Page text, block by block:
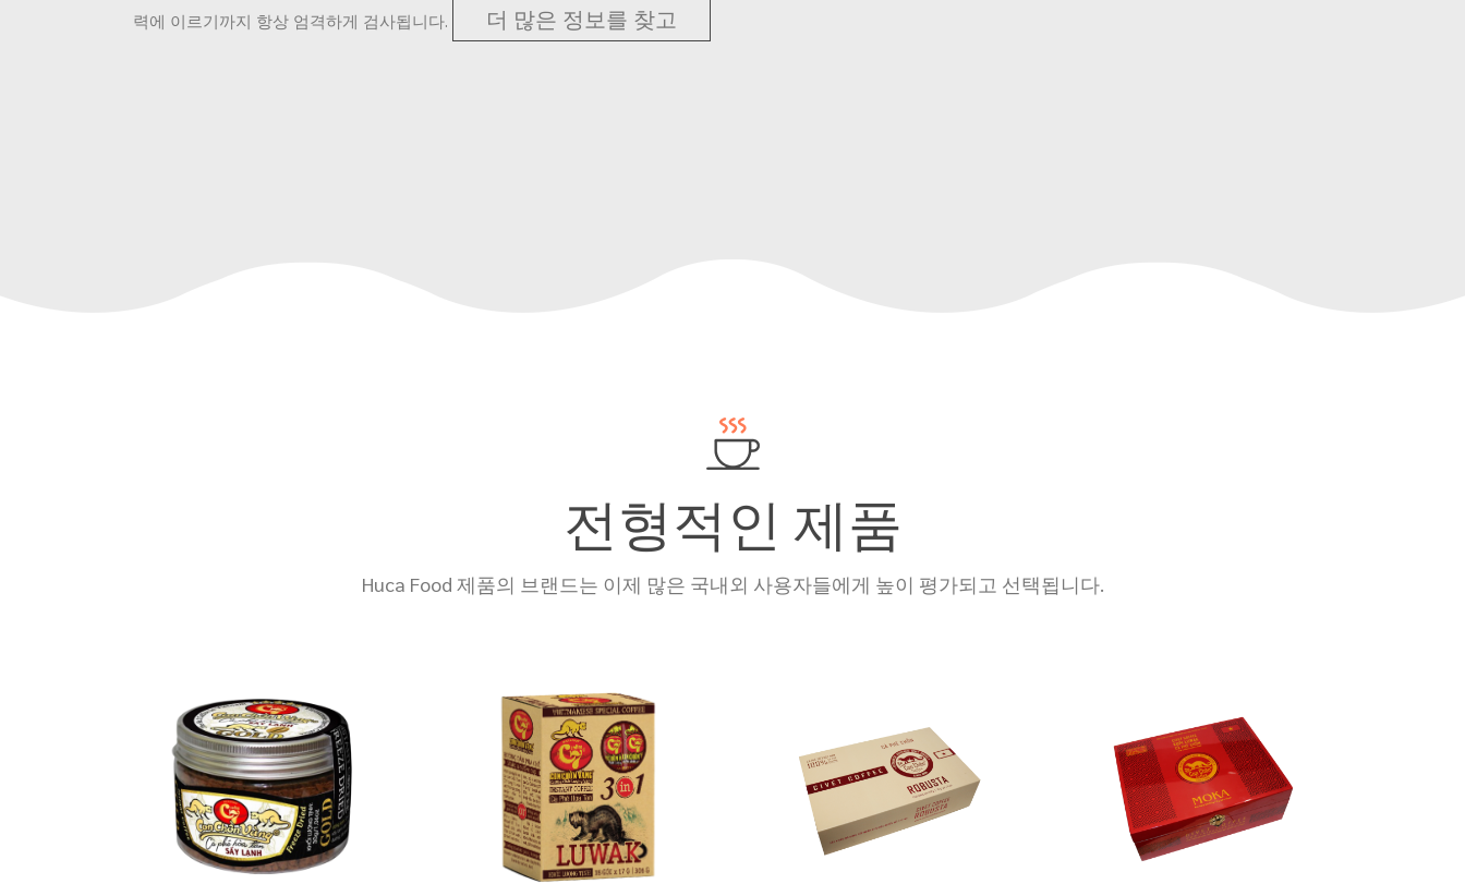
력에 이르기까지 항상 엄격하게 검사됩니다. 더 많은 정보를 찾고
전형적인 제품
Huca Food 제품의 브랜드는 이제 많은 국내외 사용자들에게 높이 평가되고 선택됩니다.